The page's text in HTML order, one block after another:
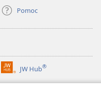
Pomoc
JW Hub®
(opens
new